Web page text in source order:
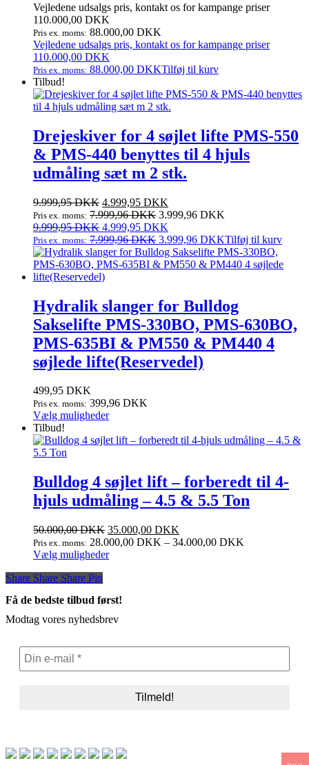
Vejledene udsalgs pris, kontakt os for kampange priser
110.000,00 DKK
Pris ex. moms: 88.000,00 DKK
Vejledene udsalgs pris, kontakt os for kampange priser
110.000,00 DKK
Pris ex. moms: 88.000,00 DKKTilføj til kurv
Tilbud!
Drejeskiver for 4 søjlet lifte PMS-550
& PMS-440 benyttes til 4 hjuls
udmåling sæt m 2 stk.
9.999,95DKK Den
oprindelige
pris
var:
9.999,95 DKK.
4.999,95 DKK
aktuelle
er:
4.999,95 DKK.
Pris ex. moms: 7.999,96DKK 3.999,96 DKK
9.999,95DKK Den
oprindelige
pris
var:
9.999,95 DKK.
4.999,95 DKK
aktuelle
pris
er:
Pris ex. moms: 7.999,96DKK 3.999,96 DKKTilføj til kurv
Hydralik slanger for Bulldog
Sakselifte PMS-330BO, PMS-630BO,
PMS-635BI & PM550 & PM440 4
søjlede lifte(Reservedel)
499,95 DKK
Pris ex. moms: 399,96 DKK
Vælg mulighederDette
har
Mulighederne
kan
vælges
varesiden
Tilbud!
Bulldog 4 søjlet lift – forberedt til 4-
hjuls udmåling – 4.5 & 5.5 Ton
50.000,00DKK 35.000,00 DKK
Pris ex. moms: 28.000,00 DKK – 34.000,00 DKK
Vælg mulighederDette
varianter.
Mulighederne
Share
Share Share Share Pin
Få de bedste tilbud først!
Modtag vores nyhedsbrev